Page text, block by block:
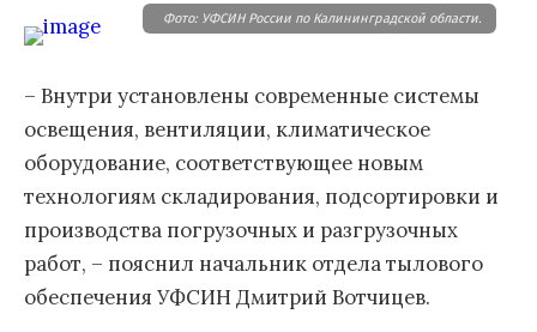
Фото: УФСИН России по Калининградской области.
– Внутри установлены современные системы
освещения, вентиляции, климатическое
оборудование, соответствующее новым
технологиям складирования, подсортировки и
производства погрузочных и разгрузочных
работ, – пояснил начальник отдела тылового
обеспечения УФСИН Дмитрий Вотчицев.